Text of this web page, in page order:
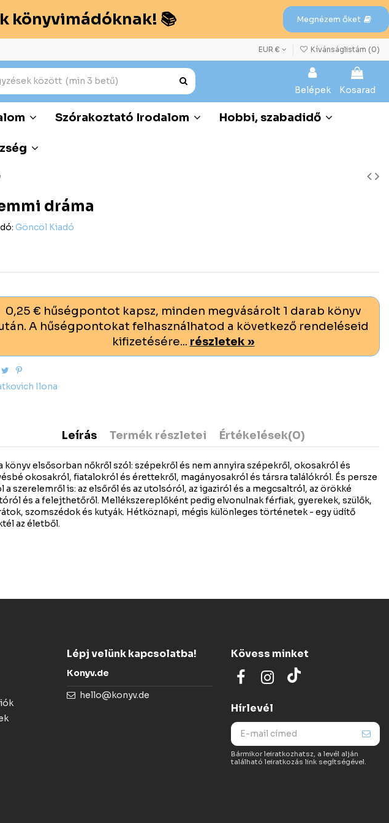
könyvimádóknak! 📚 Megnézem őket
EUR € Kívánságlistám (0)
Belépek Kosarad
Szórakoztató Irodalom Hobbi, szabadidő
dráma
Göncöl Kiadó
0,25 € hűségpontot kapsz, minden megvásárolt 1 darab könyv
A hűségpontokat felhasználhatod a következő rendeléseid
kifizetésére... részletek »
Ilona
Leírás Termék részletei Értékelések(0)
könyv elsősorban nőkről szól: szépekről és nem annyira szépekről, okosakról és
okosakról, fiatalokról és érettekről, magányosakról és társra találókról. És persze
a szerelemről is: az elsőről és az utolsóról, az igaziról és a megcsaltról, az örökké
és a felejthetőről. Mellékszereplőként pedig elvonulnak férfiak, gyerekek, szülők,
szomszédok és kutyák. Hétköznapi, mégis különleges történetek - egy üdítő
az életből.
Lépj velünk kapcsolatba!
Konyv.de
hello@konyv.de
Kövess minket
Hírlevél
Bármikor leiratkozhatsz, a levél alján
található leiratkozás link segítségével.